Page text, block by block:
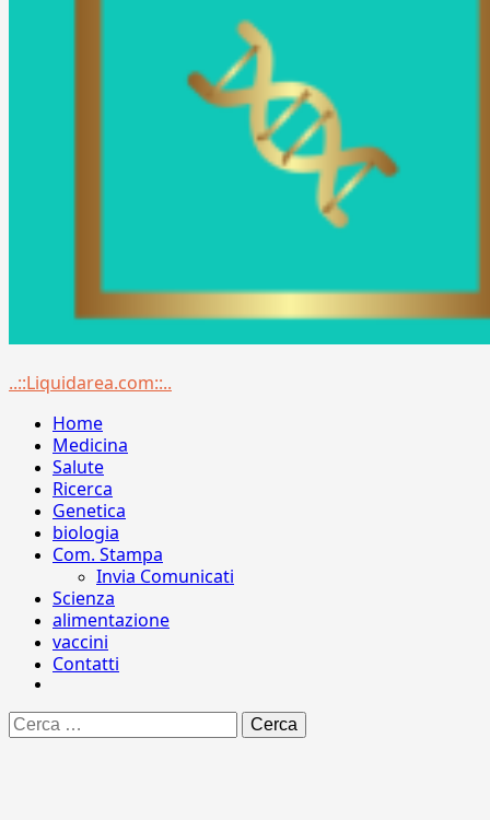
Menu
..::Liquidarea.com::..
Home
Medicina
Salute
Ricerca
Genetica
biologia
Com. Stampa
Invia Comunicati
Scienza
alimentazione
vaccini
Contatti
Ricerca
per: